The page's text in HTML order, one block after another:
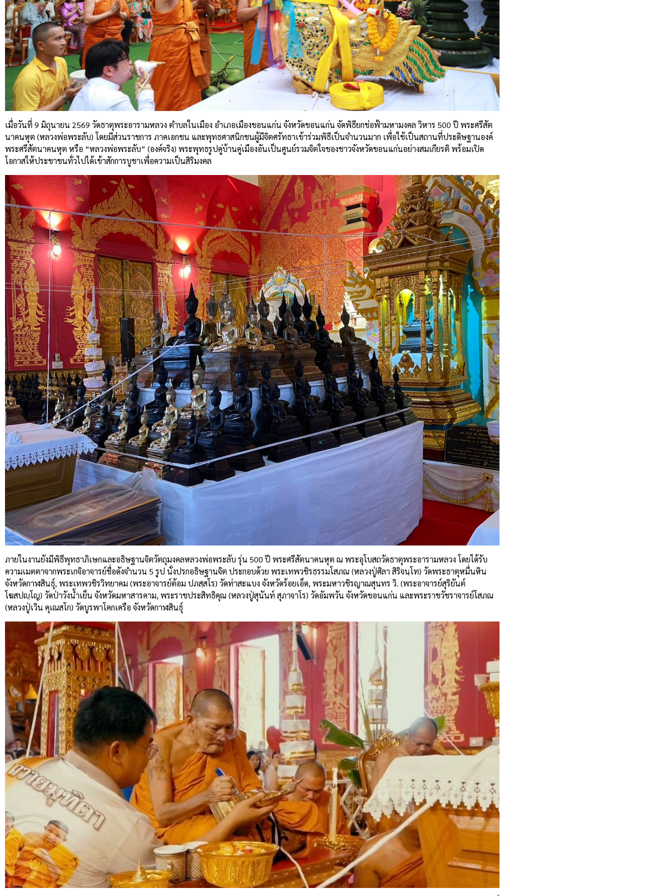
เมื่อวันที่ 9 มิถุนายน 2569 วัดธาตุพระอารามหลวง ตำบลในเมือง อำเภอเมืองขอนแก่น จังหวัดขอนแก่น จัดพิธียกช่อฟ้ามหามงคล วิหาร 500 ปี พระศรีสัต
นาคนหุต (หลวงพ่อพระลับ) โดยมีส่วนราชการ ภาคเอกชน และพุทธศาสนิกชนผู้มีจิตศรัทธาเข้าร่วมพิธีเป็นจำนวนมาก เพื่อใช้เป็นสถานที่ประดิษฐานองค์
พระศรีสัตนาคนหุต หรือ “หลวงพ่อพระลับ” (องค์จริง) พระพุทธรูปคู่บ้านคู่เมืองอันเป็นศูนย์รวมจิตใจของชาวจังหวัดขอนแก่นอย่างสมเกียรติ พร้อมเปิด
โอกาสให้ประชาชนทั่วไปได้เข้าสักการบูชาเพื่อความเป็นสิริมงคล
ภายในงานยังมีพิธีพุทธาภิเษกและอธิษฐานจิตวัตถุมงคลหลวงพ่อพระลับ รุ่น 500 ปี พระศรีสัตนาคนหุต ณ พระอุโบสถวัดธาตุพระอารามหลวง โดยได้รับ
ความเมตตาจากพระเกจิอาจารย์ชื่อดังจำนวน 5 รูป นั่งปรกอธิษฐานจิต ประกอบด้วย พระเทพวชิรธรรมโสภณ (หลวงปู่ศิลา สิริจนฺโท) วัดพระธาตุหมื่นหิน
จังหวัดกาฬสินธุ์, พระเทพวชิรวิทยาคม (พระอาจารย์ต้อม ปภสฺสโร) วัดท่าสะแบง จังหวัดร้อยเอ็ด, พระมหาวชิรญาณสุนทร วิ. (พระอาจารย์สุริยันต์
โฆสปญฺโญ) วัดป่าวังน้ำเย็น จังหวัดมหาสารคาม, พระราชประสิทธิคุณ (หลวงปู่สุนันท์ สุภาจาโร) วัดอัมพวัน จังหวัดขอนแก่น และพระราชวัชราจารย์โสภณ
(หลวงปู่เวิน คุเณสโก) วัดบูรพาโคกเครือ จังหวัดกาฬสินธุ์